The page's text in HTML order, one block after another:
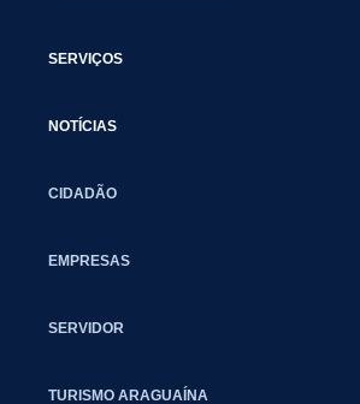
SERVIÇOS
NOTÍCIAS
CIDADÃO
EMPRESAS
SERVIDOR
TURISMO ARAGUAÍNA